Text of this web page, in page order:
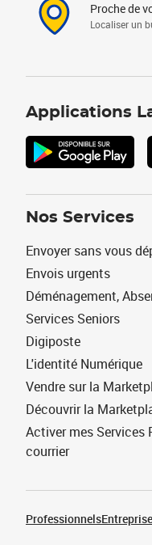
Proche de
Localiser un
Applications
Nos Services
Envoyer sans vous
Envois urgents
Déménagement,
Services Seniors
Digiposte
L'identité Numérique
Vendre sur la
Découvrir la
Activer mes Services
courrier
Professionnels